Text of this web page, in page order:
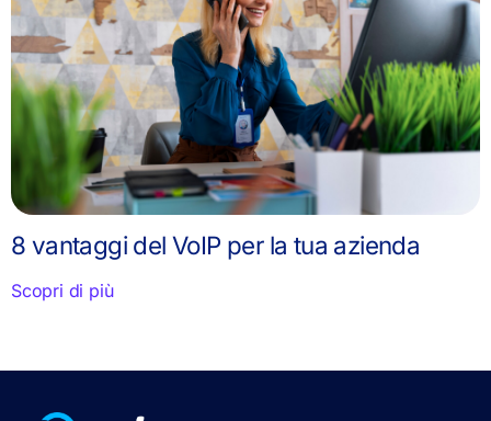
8 vantaggi del VoIP per la tua azienda
Scopri di più